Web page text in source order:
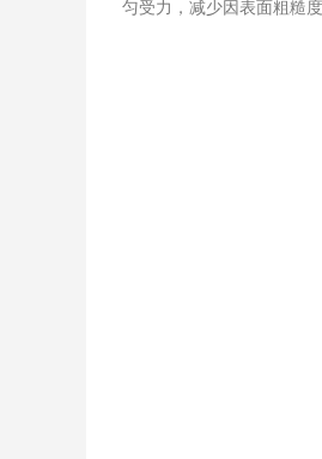
匀受力，减少因表面粗糙